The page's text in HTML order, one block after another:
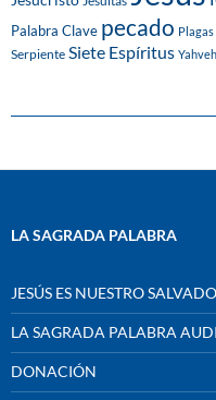
Palabra Clave pecado Plagas
Serpiente Siete Espíritus Yahveh
LA SAGRADA PALABRA
JESÚS ES NUESTRO
LA SAGRADA PALABRA
DONACIÓN